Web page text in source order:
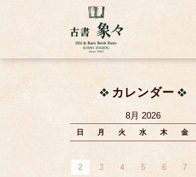
カレンダー
8月 2026
日 月 火 水 木 金
2
3 4 5 6 7